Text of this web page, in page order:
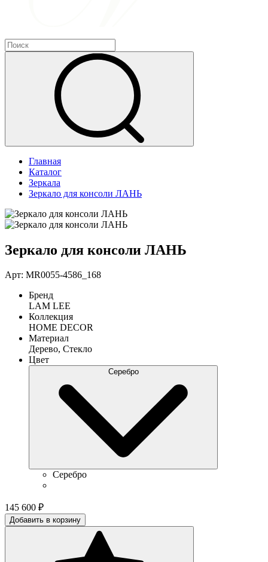
Главная
Каталог
Зеркала
Зеркало для консоли ЛАНЬ
Зеркало для консоли ЛАНЬ
Арт: MR0055-4586_168
Бренд
LAM LEE
Коллекция
HOME DECOR
Материал
Дерево, Стекло
Цвет
Серебро
Серебро
145 600 ₽
Добавить в корзину